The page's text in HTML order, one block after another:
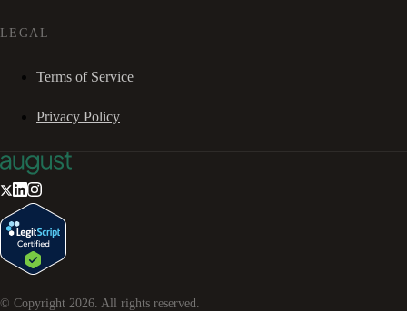
LEGAL
Terms of Service
Privacy Policy
© Copyright 2026 . All rights reserved.